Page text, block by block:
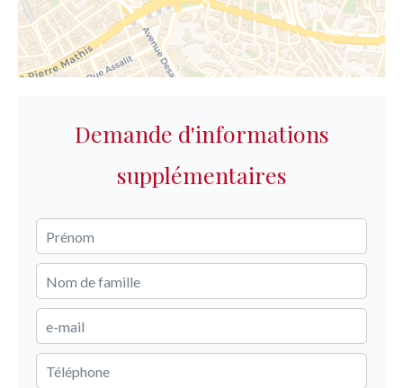
Demande d'informations
supplémentaires